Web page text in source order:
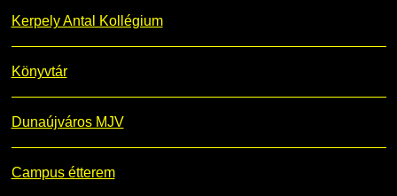
Kerpely Antal Kollégium
Könyvtár
Dunaújváros MJV
Campus étterem